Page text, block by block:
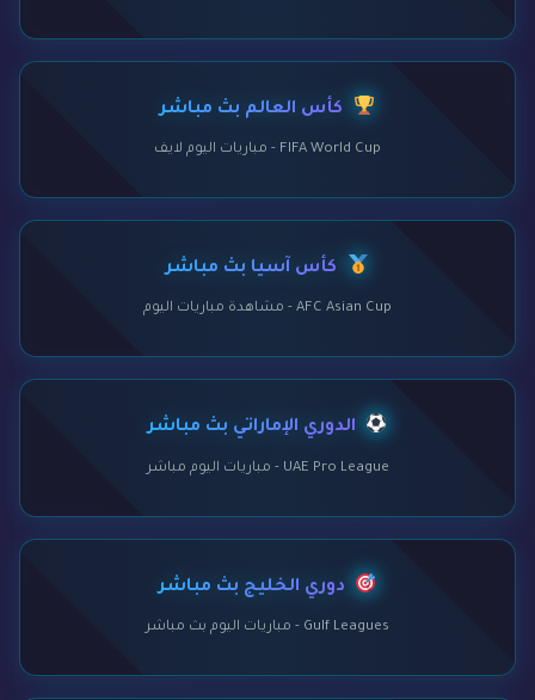
كأس العالم بث مباشر
FIFA World Cup - مباريات اليوم لايف
كأس آسيا بث مباشر
AFC Asian Cup - مشاهدة مباريات اليوم
الدوري الإماراتي بث مباشر
UAE Pro League - مباريات اليوم مباشر
دوري الخليج بث مباشر
Gulf Leagues - مباريات اليوم بث مباشر